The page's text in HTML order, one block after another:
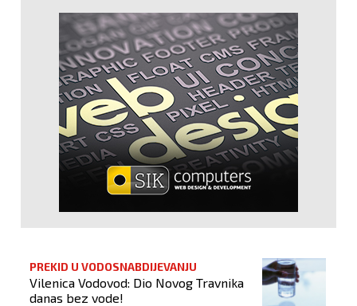
PREKID U VODOSNABDIJEVANJU
Vilenica Vodovod: Dio Novog Travnika
danas bez vode!